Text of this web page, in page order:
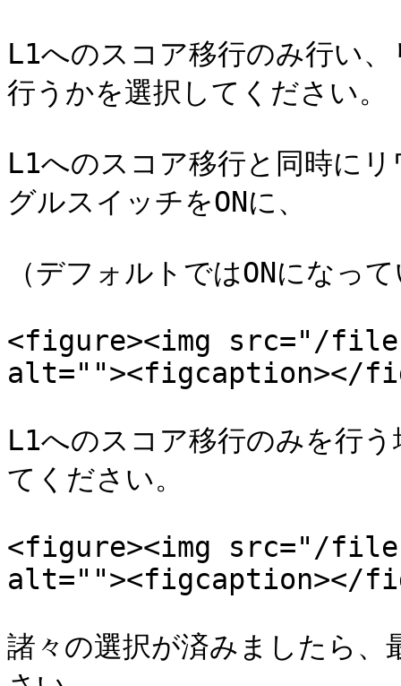
L1へのスコア移行のみ行い
行うかを選択してください。
L1へのスコア移行と同時に
グルスイッチをONに、
（デフォルトではONになっ
<figure><img src="/files/
alt=""><figcaption></
L1へのスコア移行のみを行
てください。
<figure><img src="/files/
alt=""><figcaption></
諸々の選択が済みましたら